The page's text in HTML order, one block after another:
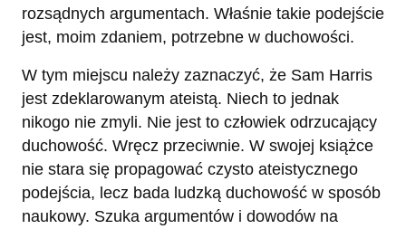
rozsądnych argumentach. Właśnie takie podejście
jest, moim zdaniem, potrzebne w duchowości.
W tym miejscu należy zaznaczyć, że Sam Harris
jest zdeklarowanym ateistą. Niech to jednak
nikogo nie zmyli. Nie jest to człowiek odrzucający
duchowość. Wręcz przeciwnie. W swojej książce
nie stara się propagować czysto ateistycznego
podejścia, lecz bada ludzką duchowość w sposób
naukowy. Szuka argumentów i dowodów na